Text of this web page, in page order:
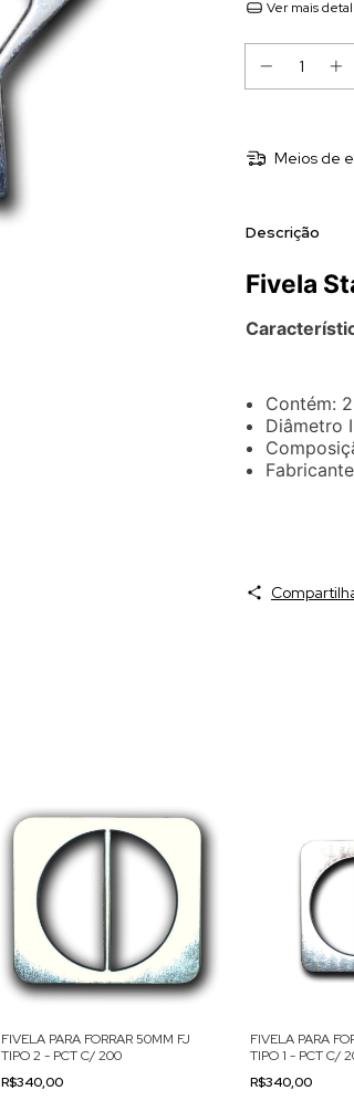
Ver mais
Meios de
Descrição
Fivela
Contém:
Diâmetro
FIVELA PARA FORRAR 50MM FJ
TIPO 2 - PCT C/ 200
R$340,00
FIVELA PARA
TIPO 1 - PCT C/
R$340,00